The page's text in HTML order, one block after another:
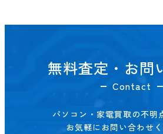
無料査定・お問
Contact
パソコン・家電買取の不明
お気軽にお問い合わせく